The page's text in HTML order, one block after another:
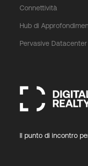
Connettività
Hub di
Pervasive
Il punto di incontro